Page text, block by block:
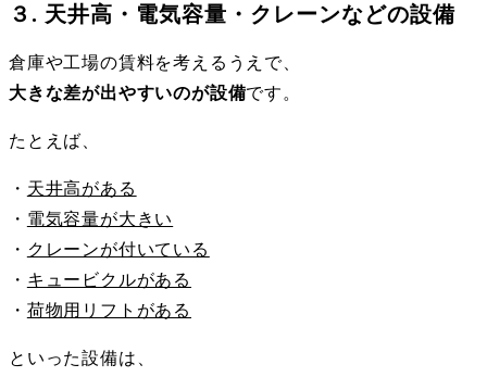
３. 天井高・電気容量・クレーンなどの設備
倉庫や工場の賃料を考えるうえで、
大きな差が出やすいのが設備です。
たとえば、
・ 天井高がある
・ 電気容量が大きい
・ クレーンが付いている
・ キュービクルがある
・ 荷物用リフトがある
といった設備は、